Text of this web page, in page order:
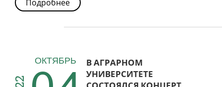
Подробнее
ОКТЯБРЬ
В АГРАРНОМ
УНИВЕРСИТЕТЕ